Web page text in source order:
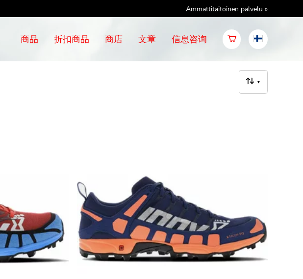
Ammattitaitoinen palvelu »
商品 折扣商品 商店 文章 信息咨询
▼